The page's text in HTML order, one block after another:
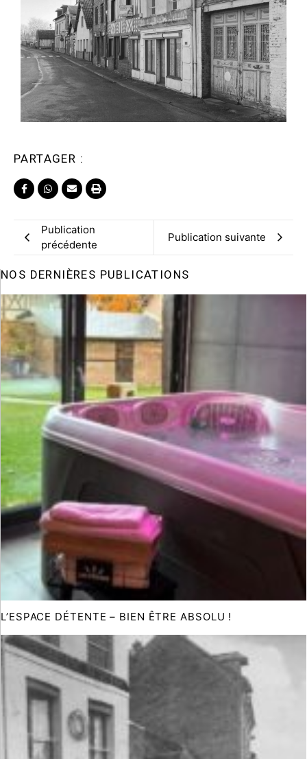
PARTAGER :
Publication
précédente
Publication suivante
NOS DERNIÈRES PUBLICATIONS
L’ESPACE DÉTENTE – BIEN ÊTRE ABSOLU !